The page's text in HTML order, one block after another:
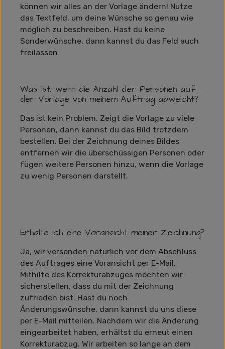
können wir alles an der Vorlage ändern! Nutze
das Textfeld, um deine Wünsche so genau wie
möglich zu beschreiben. Hast du keine
Sonderwünsche, dann kannst du das Feld auch
freilassen
Was ist, wenn die Anzahl der Personen auf
der Vorlage von meinem Auftrag abweicht?
Das ist kein Problem. Zeigt die Vorlage zu viele
Personen, dann kannst du das Bild trotzdem
bestellen. Bei der Zeichnung deines Bildes
entfernen wir die überschüssigen Personen oder
fügen weitere Personen hinzu, wenn die Vorlage
zu wenig Personen darstellt.
Erhalte ich eine Voransicht meiner Zeichnung?
Ja, wir versenden natürlich vor dem Abschluss
des Auftrages eine Voransicht per E-Mail.
Mithilfe des Korrekturabzuges möchten wir
sicherstellen, dass du mit der Zeichnung
zufrieden bist. Hast du noch
Änderungswünsche, dann kannst du uns diese
per E-Mail mitteilen. Nachdem wir die Änderung
eingearbeitet haben, erhältst du erneut einen
Korrekturabzug. Wir arbeiten so lange an dem